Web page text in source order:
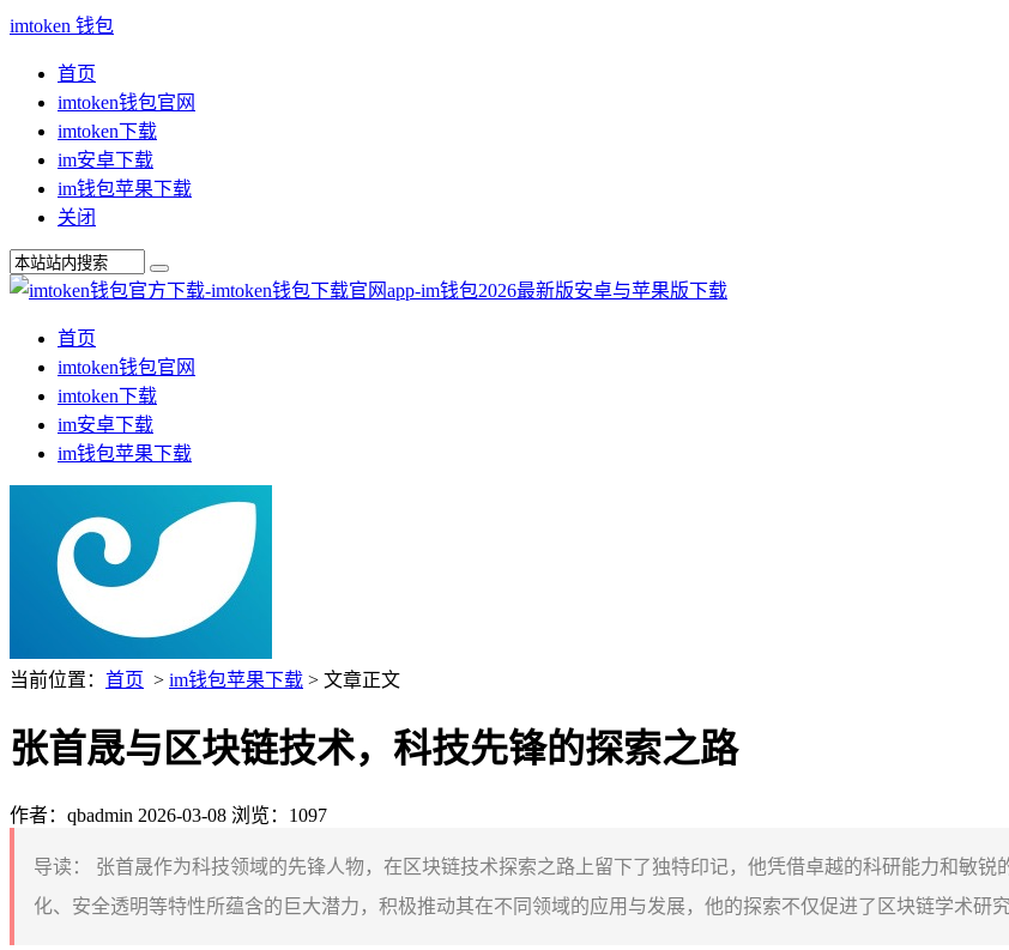
imtoken 钱包
首页
imtoken钱包官网
imtoken下载
im安卓下载
im钱包苹果下载
关闭
首页
imtoken钱包官网
imtoken下载
im安卓下载
im钱包苹果下载
当前位置： 首页 > im钱包苹果下载 > 文章正文
张首晟与区块链技术，科技先锋的探索之路
作者：qbadmin 2026-03-08 浏览：1097
导读：
张首晟作为科技领域的先锋人物，在区块链技术探索之路上留下了独特印记，他凭借卓越的科研能力和敏
化、安全透明等特性所蕴含的巨大潜力，积极推动其在不同领域的应用与发展，他的探索不仅促进了区块链学术研